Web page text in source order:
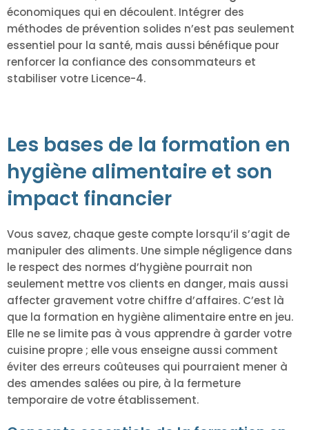
économiques qui en découlent. Intégrer des
méthodes de prévention solides n’est pas seulement
essentiel pour la santé, mais aussi bénéfique pour
renforcer la confiance des consommateurs et
stabiliser votre Licence-4.
Les bases de la formation en
hygiène alimentaire et son
impact financier
Vous savez, chaque geste compte lorsqu’il s’agit de
manipuler des aliments. Une simple négligence dans
le respect des normes d’hygiène pourrait non
seulement mettre vos clients en danger, mais aussi
affecter gravement votre chiffre d’affaires. C’est là
que la formation en hygiène alimentaire entre en jeu.
Elle ne se limite pas à vous apprendre à garder votre
cuisine propre ; elle vous enseigne aussi comment
éviter des erreurs coûteuses qui pourraient mener à
des amendes salées ou pire, à la fermeture
temporaire de votre établissement.